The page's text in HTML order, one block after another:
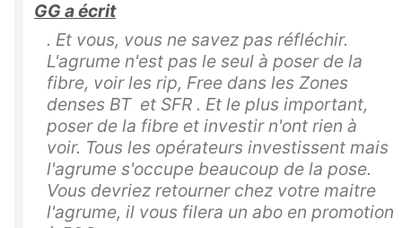
GG a écrit
. Et vous, vous ne savez pas réfléchir.
L'agrume n'est pas le seul à poser de la
fibre, voir les rip, Free dans les Zones
denses BT et SFR . Et le plus important,
poser de la fibre et investir n'ont rien à
voir. Tous les opérateurs investissent mais
l'agrume s'occupe beaucoup de la pose.
Vous devriez retourner chez votre maitre
l'agrume, il vous filera un abo en promotion